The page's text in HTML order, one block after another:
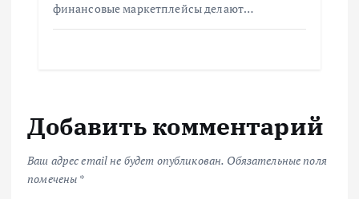
финансовые маркетплейсы делают…
Добавить комментарий
Ваш адрес email не будет опубликован. Обязательные поля
помечены *